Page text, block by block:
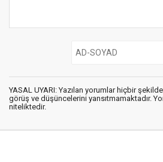
YASAL UYARI: Yazılan yorumlar hiçbir
görüş ve düşüncelerini yansıtmamaktadır.
niteliktedir.